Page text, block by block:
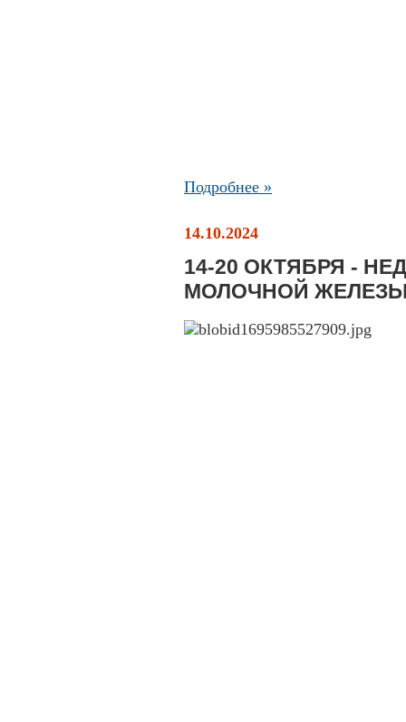
Подробнее »
14.10.2024
14-20 ОКТЯБРЯ -
МОЛОЧНОЙ